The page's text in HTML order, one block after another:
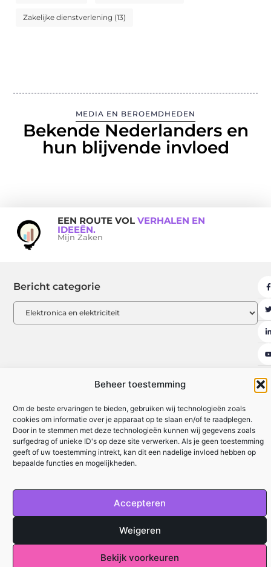
Beheer toestemming
Om de beste ervaringen te bieden, gebruiken wij technologieën zoals
cookies om informatie over je apparaat op te slaan en/of te raadplegen.
Door in te stemmen met deze technologieën kunnen wij gegevens zoals
surfgedrag of unieke ID's op deze site verwerken. Als je geen toestemming
geeft of uw toestemming intrekt, kan dit een nadelige invloed hebben op
bepaalde functies en mogelijkheden.
Accepteren
Weigeren
Bekijk voorkeuren
Zakelijke dienstverlening (13)
MEDIA EN BEROEMDHEDEN
Bekende Nederlanders en
hun blijvende invloed
EEN ROUTE VOL VERHALEN EN
IDEEËN.
Mijn Zaken
Bericht categorie
Ambassadeurs Artikel plaatsen Beroemdheden Contact
Cookiebeleid (EU) Ons team Over ons Website index
Uit De Media
Kwalitatieve Backlinks: De Sleutel tot Duurzaam SEO-succes
All Rights Reserved © 2025
mijnzaken.be